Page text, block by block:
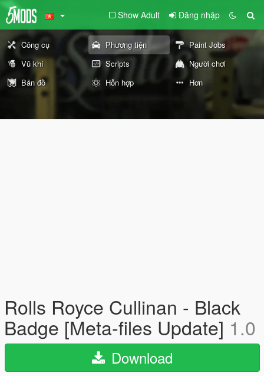
Show Adult Đăng nhập
Công cụ Phương tiện
Paint Jobs
Vũ khí
Scripts
Người chơi
Bản đồ
Hỗn hợp Hơn
Rolls Royce Cullinan - Black
Badge [Meta-files Update] 1.0
Download